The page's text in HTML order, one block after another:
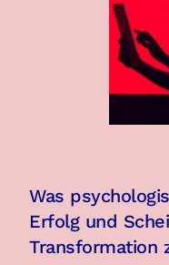
Was
Erfolg und
Transformation